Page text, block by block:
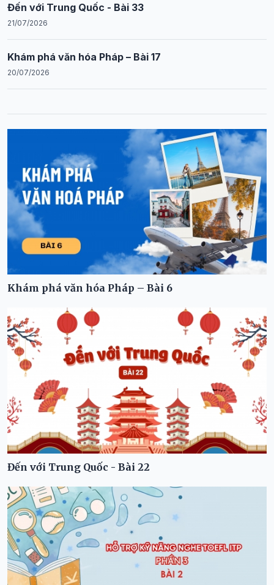
Đến với Trung Quốc - Bài 33
21/07/2026
Khám phá văn hóa Pháp – Bài 17
20/07/2026
Khám phá văn hóa Pháp – Bài 6
Đến với Trung Quốc - Bài 22